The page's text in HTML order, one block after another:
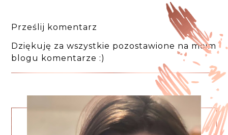
Prześlij komentarz
Dziękuję za wszystkie pozostawione na moim
blogu komentarze :)